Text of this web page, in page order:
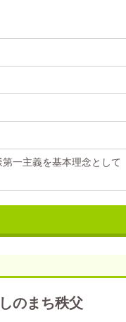
一主義を基本理念として
のまち秩父